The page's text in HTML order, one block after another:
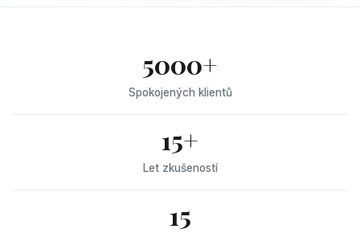
5000+
Spokojených klientů
15+
Let zkušeností
15